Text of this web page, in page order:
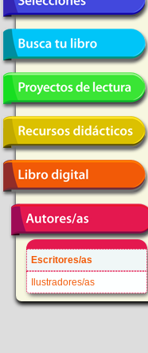
Escritores/as
Ilustradores/as